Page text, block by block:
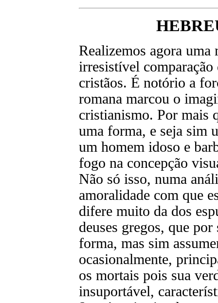
Realizemos agora uma
irresistível
cristãos. É notório a
romana marcou o
cristianismo. Por mais
uma forma, e seja sim
um homem idoso e
fogo na concepção
Não só isso, numa
amoralidade com que
difere muito da dos
deuses gregos, que
forma, mas sim
ocasionalmente,
os mortais pois sua
insuportável,